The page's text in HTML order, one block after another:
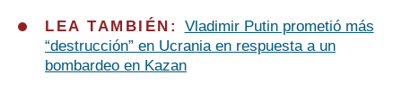
LEA TAMBIÉN: Vladimir Putin prometió más
“destrucción” en Ucrania en respuesta a un
bombardeo en Kazan